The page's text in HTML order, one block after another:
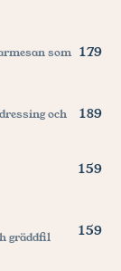
som 179
och
189
159
gräddfil 159